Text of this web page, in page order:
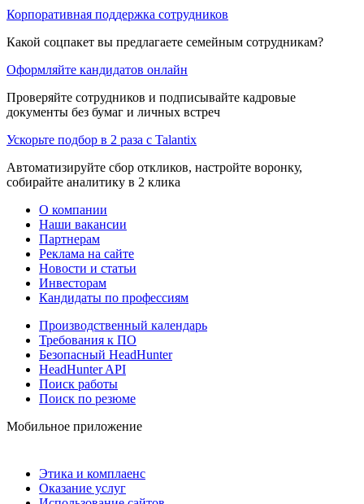
Корпоративная поддержка сотрудников
Какой соцпакет вы предлагаете семейным сотрудникам?
Оформляйте кандидатов онлайн
Проверяйте сотрудников и подписывайте кадровые
документы без бумаг и личных встреч
Ускорьте подбор в 2 раза с Talantix
Автоматизируйте сбор откликов, настройте воронку,
собирайте аналитику в 2 клика
О компании
Наши вакансии
Партнерам
Реклама на сайте
Новости и статьи
Инвесторам
Кандидаты по профессиям
Производственный календарь
Требования к ПО
Безопасный HeadHunter
HeadHunter API
Поиск работы
Поиск по резюме
Мобильное приложение
Этика и комплаенс
Оказание услуг